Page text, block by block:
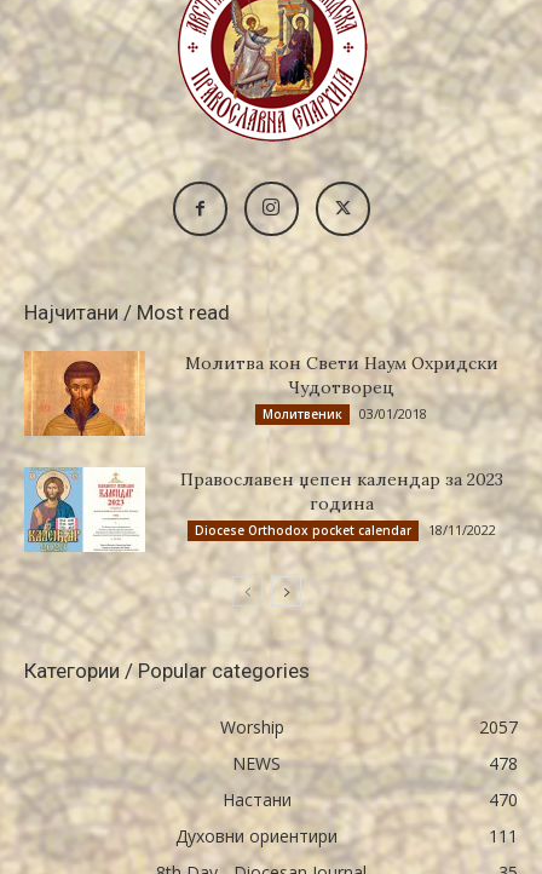
Најчитани / Most read
Молитва кон Свети Наум Охридски
Чудотворец
Молитвеник 03/01/2018
Православен џепен календар за 2023
година
Diocese Orthodox pocket calendar 18/11/2022
Категории / Popular categories
Worship
2057
NEWS
478
Настани
470
Духовни ориентири
111